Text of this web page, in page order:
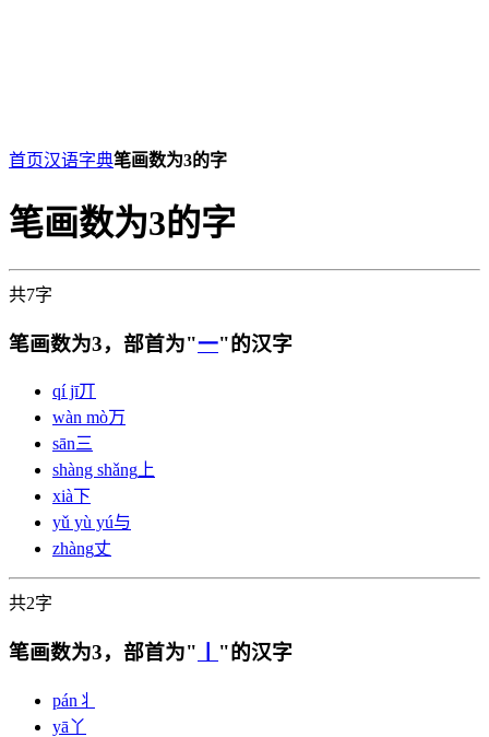
首页汉语字典笔画数为3的字
笔画数为3的字
共7字
笔画数为3，部首为"一"的汉字
qí jī丌
wàn mò万
sān三
shàng shǎng 上
xià下
yǔ yù yú与
zhàng丈
共2字
笔画数为3，部首为" "的汉字
pán 丬
yā 丫